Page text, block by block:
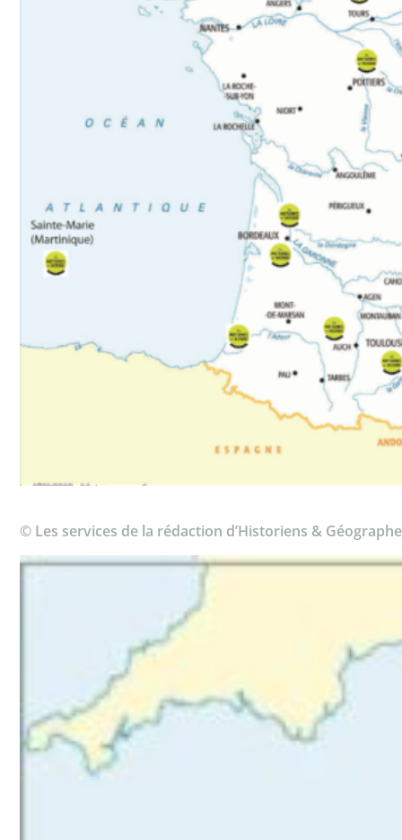
© Les services de la rédaction d’Historiens &